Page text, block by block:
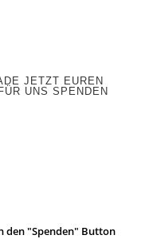
JETZT EUREN
UNS SPENDEN
den "Spenden" Button